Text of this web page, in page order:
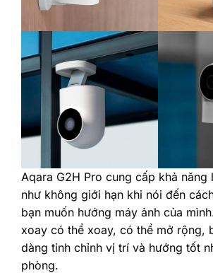
‎Aqara G2H Pro cung cấp khả năng
như không giới hạn khi nói đến
bạn muốn hướng máy ảnh của
xoay có thể xoay, có thể mở rộng,
dàng tinh chỉnh vị trí và hướng tốt
phòng.‎